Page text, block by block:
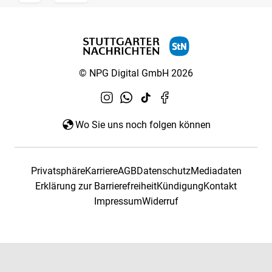
© NPG Digital GmbH 2026
Wo Sie uns noch folgen können
PrivatsphäreKarriereAGBDatenschutzMediadaten
Erklärung zur BarrierefreiheitKündigungKontakt
ImpressumWiderruf